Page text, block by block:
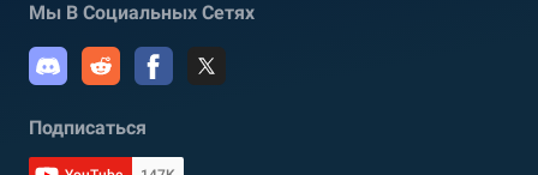
Мы В Социальных Сетях
Подписаться